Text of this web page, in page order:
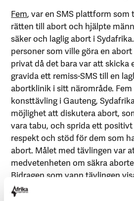
Fem, var en SMS plattform som
rätten till abort och hjälpte
säker och laglig abort i
personer som ville göra en
privat då det bara var att skicka
gravida ett remiss-SMS till en
abortklinik i sitt närområde.
konsttävling i Gauteng,
möjlighet att diskutera abort,
vara tabu, och sprida ett
respekt och stöd för dem som
abort. Målet med tävlingen var
medvetenheten om säkra
Bidragen som vann tävlingen
väggmålningar på olika platser i